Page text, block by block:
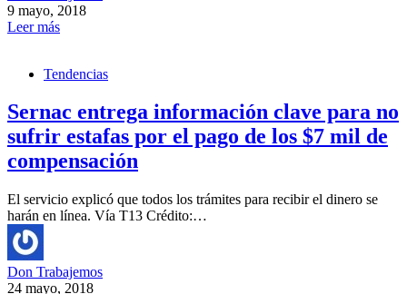
9 mayo, 2018
Leer más
Tendencias
Sernac entrega información clave para no
sufrir estafas por el pago de los $7 mil de
compensación
El servicio explicó que todos los trámites para recibir el dinero se
harán en línea. Vía T13 Crédito:…
Don Trabajemos
24 mayo, 2018